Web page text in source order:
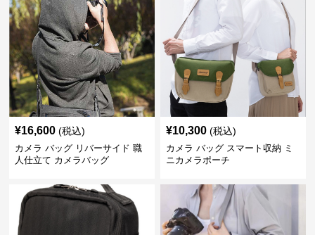
¥16,600 (税込)
カメラ バッグ リバーサイド 職
人仕立て カメラバッグ
¥10,300 (税込)
カメラ バッグ スマート収納 ミ
ニカメラポーチ